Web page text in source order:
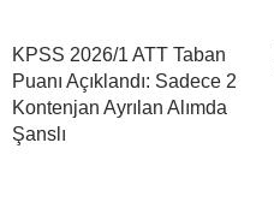
KPSS 2026/1 ATT Taban
Puanı Açıklandı: Sadece 2
Kontenjan Ayrılan Alımda
Şanslı